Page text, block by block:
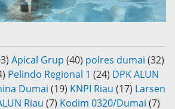
Apical Grup (40) polres dumai (32)
Pelindo Regional 1 (24) DPK ALUN
Dumai (19) KNPI Riau (17) Larsen
Riau (7) Kodim 0320/Dumai (7)